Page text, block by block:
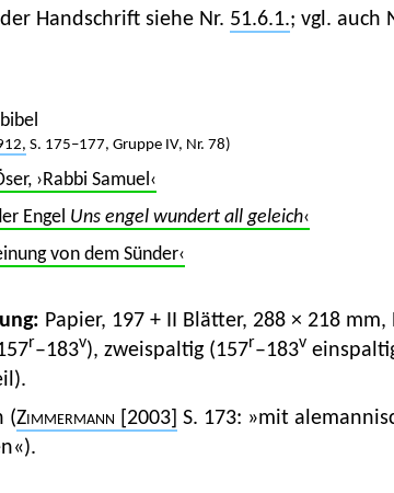
Handschrift siehe Nr. 51.6.1.; vgl. auch
S. 175–177, Gruppe IV, Nr. 78)
›Rabbi Samuel‹
Engel Uns engel wundert all geleich‹
von dem Sünder‹
Papier, 197 + II Blätter, 288 × 218
r–183v), zweispaltig (157r–183v
(Zimmermann [2003] S. 173: »mit